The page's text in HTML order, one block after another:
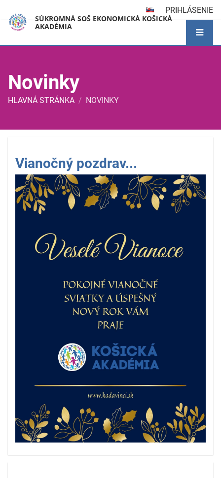
PRIHLÁSENIE
SÚKROMNÁ SOŠ EKONOMICKÁ KOŠICKÁ
AKADÉMIA
Novinky
HLAVNÁ STRÁNKA / NOVINKY
Vianočný pozdrav...